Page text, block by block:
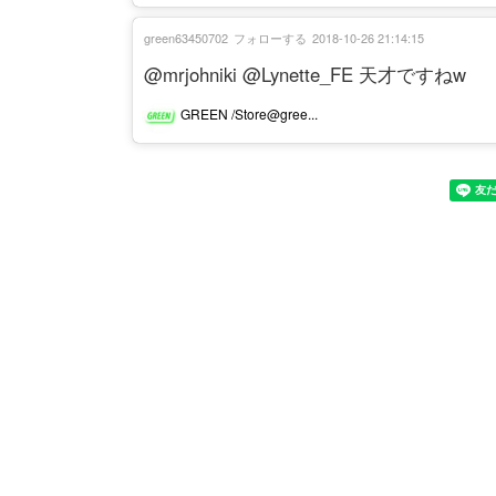
@mrjohniki @Lynette_FE 天才ですねw
GREEN /Store@gree...
green63450702 フォローする 2018-10-26 21:14:15